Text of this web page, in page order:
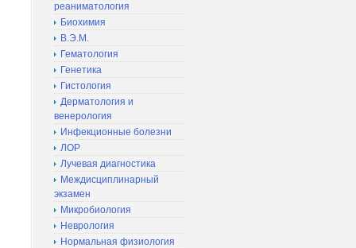
реаниматология
Биохимия
В.Э.М.
Гематология
Генетика
Гистология
Дерматология и
венерология
Инфекционные болезни
ЛОР
Лучевая диагностика
Междисциплинарный
экзамен
Микробиология
Неврология
Нормальная физиология